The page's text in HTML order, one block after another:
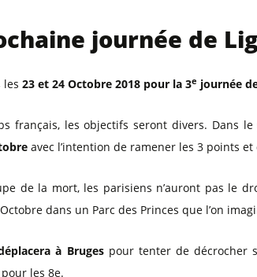
journée de
les 23 et 24 Octobre 2018 pour la 3e journée
français, les objectifs seront divers. Dans le
avec l’intention de ramener les 3 points
de la mort, les parisiens n’auront pas le
dans un Parc des Princes que l’on
à Brugespour tenter de décrocher
les 8e.